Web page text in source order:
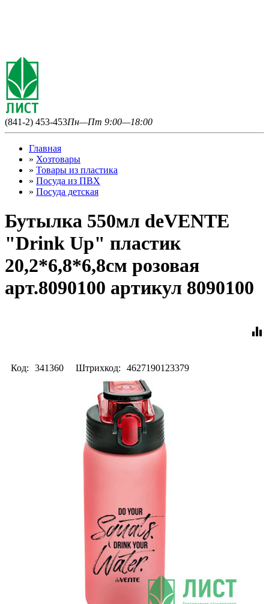
(841-2) 453-453Пн—Пт 9:00—18:00
Главная
» Хозтовары
» Товары из пластика
» Посуда из ПВХ
» Посуда детская
Бутылка 550мл deVENTE
"Drink Up" пластик
20,2*6,8*6,8см розовая
арт.8090100 артикул 8090100
equalizer
Код: 341360 Штрихкод: 4627190123379